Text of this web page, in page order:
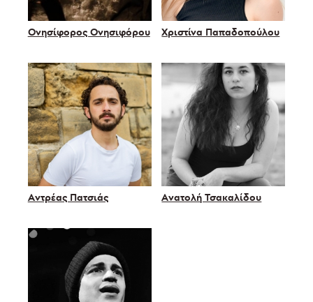
Ονησίφορος Ονησιφόρου Χριστίνα Παπαδοπούλου
Αντρέας Πατσιάς Ανατολή Τσακαλίδου